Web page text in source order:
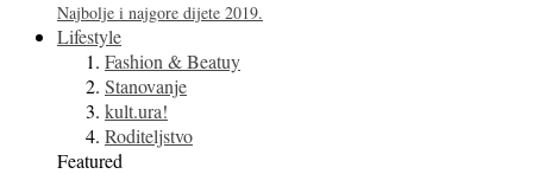
Najbolje i najgore dijete 2019.
Lifestyle
Fashion & Beatuy
Stanovanje
kult.ura!
Roditeljstvo
Featured